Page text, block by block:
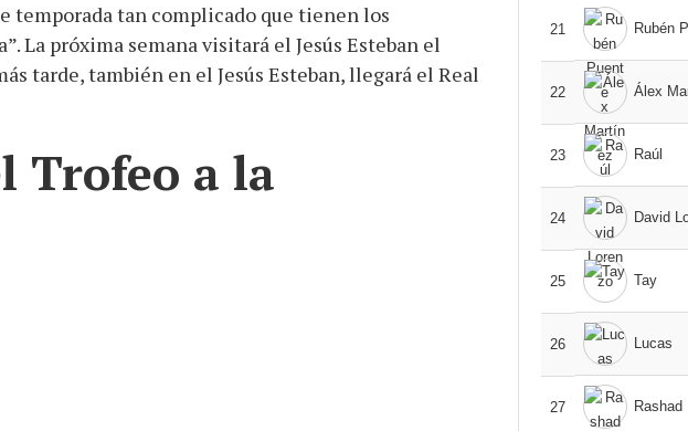
temporada tan complicado que tienen los
La próxima semana visitará el Jesús Esteban el
tarde, también en el Jesús Esteban, llegará el Real
Trofeo a la
21 Rubén
22 Álex
23 Raúl
24 David
25 Tay
26 Lucas
27 Rashad